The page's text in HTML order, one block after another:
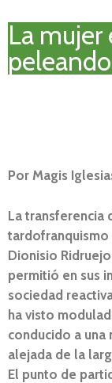
La mujer
Por Magis
La transferencia
tardofranquismo
Dionisio
permitió en sus
sociedad
ha visto
conducido a una
alejada de la
El punto de